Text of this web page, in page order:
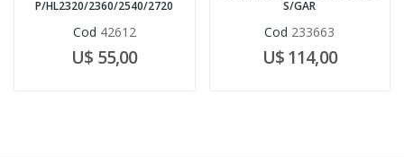
P/HL2320/2360/2540/2720
Cod 42612
U$ 55,00
S/GAR
Cod 233663
U$ 114,00